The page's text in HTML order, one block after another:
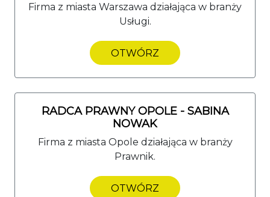
Firma z miasta Warszawa działająca w branży
Usługi.
OTWÓRZ
RADCA PRAWNY OPOLE - SABINA
NOWAK
Firma z miasta Opole działająca w branży
Prawnik.
OTWÓRZ